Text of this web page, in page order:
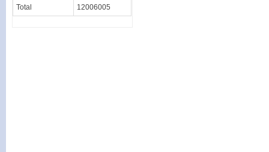
Total 12006005